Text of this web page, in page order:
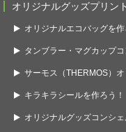
オリジナルグッズプリン
オリジナルエコバッグを作
タンブラー・マグカップ
サーモス（THERMOS）
キラキラシールを作ろう！
オリジナルグッズコンシェ